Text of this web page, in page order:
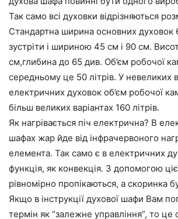
Так само всі духовки відрізняються
Стандартна ширина основних
зустріти і шириною 45 см і 90 см.
см,глибина до 65 див. Об’єм робочої
середньому це 50 літрів. У невеликих
електричних духовок об’єм робочої
більш великих варіантах 160 літрів.
Як нагрівається піч електрична? В
шафах жар йде від інфрачервоного
елемента. Так само є в електричних
функція, як конвекція. З допомогою
рівномірно пропікаються, а скоринка
Якщо в інструкції духової шафи Вам
термін як “залежне управління”, то це